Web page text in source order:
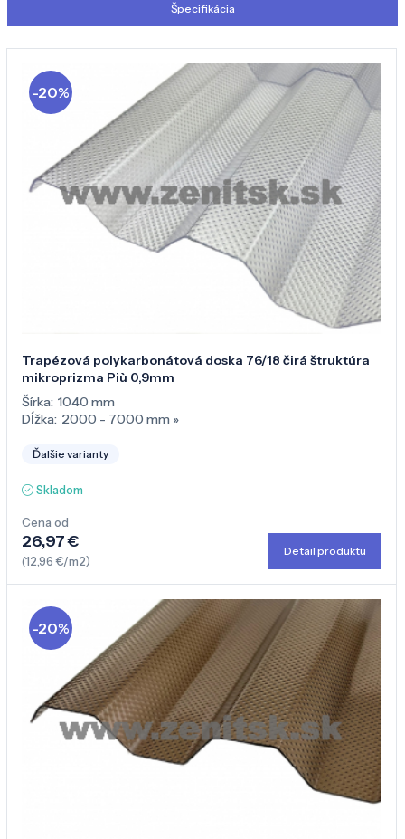
Špecifikácia
-20%
Trapézová polykarbonátová doska 76/18 čirá štruktúra
mikroprizma Più 0,9mm
Šírka: 1040 mm
Dĺžka: 2000 - 7000 mm »
Ďalšie varianty
Skladom
Cena od
26,97 €
(12,96 €/m2)
Detail produktu
-20%